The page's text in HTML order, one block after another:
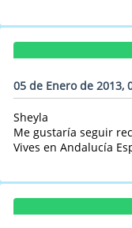
05 de Enero de 2013,
Sheyla
Me gustaría seguir
Vives en Andalucía